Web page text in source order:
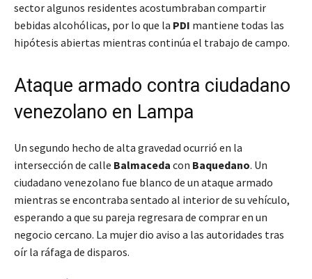
sector algunos residentes acostumbraban compartir
bebidas alcohólicas, por lo que la PDI mantiene todas las
hipótesis abiertas mientras continúa el trabajo de campo.
Ataque armado contra ciudadano
venezolano en Lampa
Un segundo hecho de alta gravedad ocurrió en la
intersección de calle Balmaceda con Baquedano. Un
ciudadano venezolano fue blanco de un ataque armado
mientras se encontraba sentado al interior de su vehículo,
esperando a que su pareja regresara de comprar en un
negocio cercano. La mujer dio aviso a las autoridades tras
oír la ráfaga de disparos.